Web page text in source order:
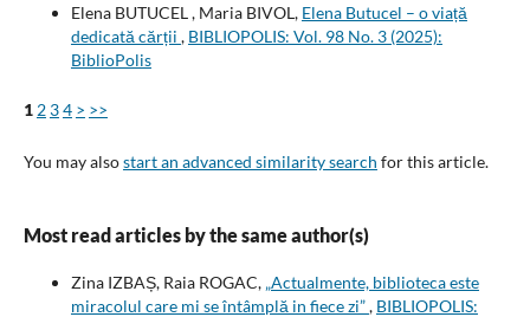
Elena BUTUCEL , Maria BIVOL, Elena Butucel – o viață
dedicată cărții , BIBLIOPOLIS: Vol. 98 No. 3 (2025):
BiblioPolis
1 2 34 > >>
You may alsostart an advanced similarity search for this article.
Most read articles by the same author(s)
Zina IZBAȘ, Raia ROGAC, „Actualmente, biblioteca este
miracolul care mi se întâmplă in fiece zi”, BIBLIOPOLIS: